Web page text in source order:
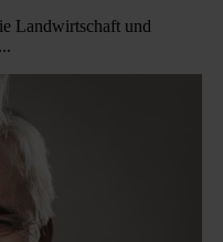
Landwirtschaft und